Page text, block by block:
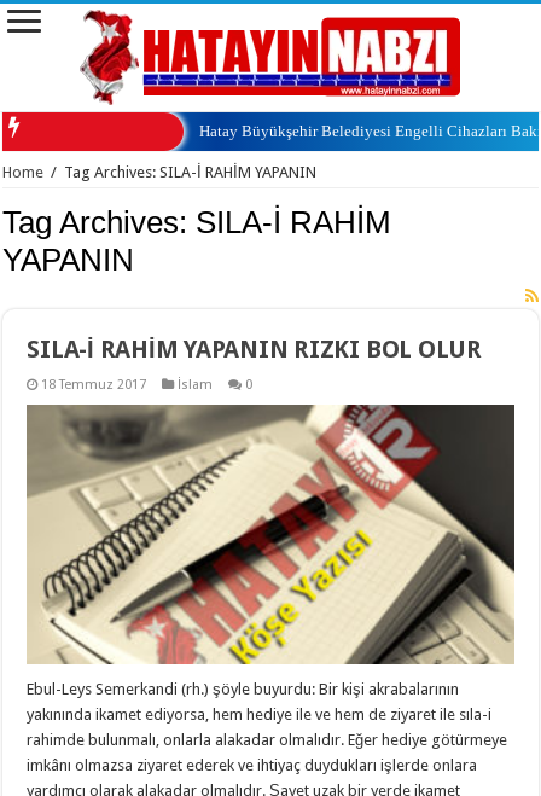
Hatay Büyükşehir Belediyesi Engelli Cihazları
Home / Tag Archives: SILA-İ RAHİM YAPANIN
Tag Archives: SILA-İ RAHİM
YAPANIN
SILA-İ RAHİM YAPANIN RIZKI BOL OLUR
18 Temmuz 2017 İslam 0
Ebul-Leys Semerkandi (rh.) şöyle buyurdu: Bir kişi akrabalarının
yakınında ikamet ediyorsa, hem hediye ile ve hem de ziyaret ile sıla-i
rahimde bulunmalı, onlarla alakadar olmalıdır. Eğer hediye götürmeye
imkânı olmazsa ziyaret ederek ve ihtiyaç duydukları işlerde onlara
yardımcı olarak alakadar olmalıdır. Şayet uzak bir yerde ikamet